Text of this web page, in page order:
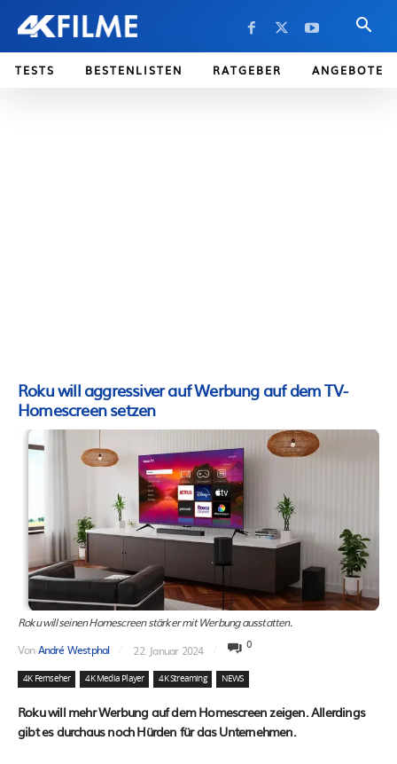
TESTS BESTENLISTEN RATGEBER ANGEBOTE
Roku will aggressiver auf Werbung auf dem TV-
Homescreen setzen
Roku will seinen Homescreen stärker mit Werbung ausstatten.
VonAndré Westphal 22. Januar 2024 0
4K Fernseher 4K Media Player 4K Streaming NEWS
Roku will mehr Werbung auf dem Homescreen zeigen. Allerdings
gibt es durchaus noch Hürden für das Unternehmen.